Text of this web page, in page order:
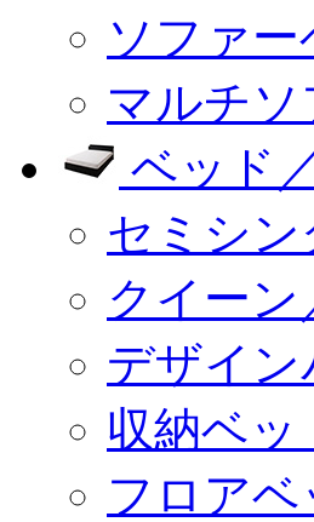
ソファー
マルチ
ベッド
セミシ
クイー
デザイ
収納ベッ
フロア